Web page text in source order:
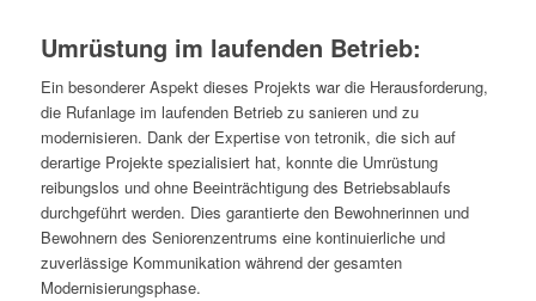
Umrüstung im laufenden Betrieb:
Ein besonderer Aspekt dieses Projekts war die Herausforderung,
die Rufanlage im laufenden Betrieb zu sanieren und zu
modernisieren. Dank der Expertise von tetronik, die sich auf
derartige Projekte spezialisiert hat, konnte die Umrüstung
reibungslos und ohne Beeinträchtigung des Betriebsablaufs
durchgeführt werden. Dies garantierte den Bewohnerinnen und
Bewohnern des Seniorenzentrums eine kontinuierliche und
zuverlässige Kommunikation während der gesamten
Modernisierungsphase.